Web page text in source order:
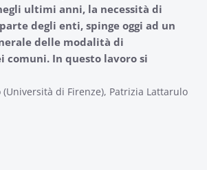
ultimi anni, la necessità di
degli enti, spinge oggi ad un
delle modalità di
comuni. In questo lavoro si
di Firenze), Patrizia Lattarulo